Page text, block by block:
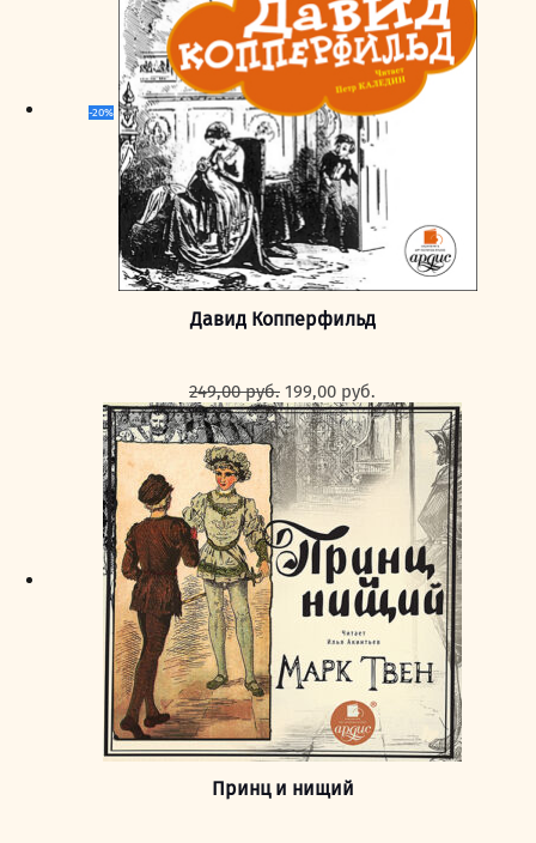
-20%
Давид Копперфильд
249,00руб. Первоначальная
цена
составляла
249,00 руб..
199,00 руб.
цена:
199,00 руб..
Принц и нищий